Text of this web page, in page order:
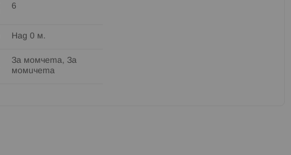
6
Над 0 м.
За момчета, За
момичета